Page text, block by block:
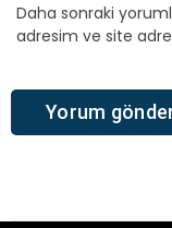
Daha sonraki
adresim ve site